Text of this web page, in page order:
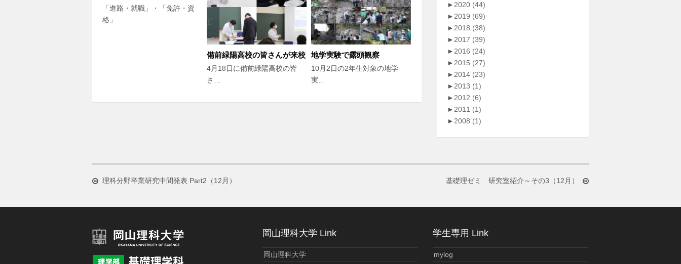
「進路・就職」・「免許・資
格」…
備前緑陽高校の皆さんが来校
4月18日に備前緑陽高校の皆
さ…
地学実験で露頭観察
10月2日の2年生対象の地学
実…
► 2020 (44)
► 2019 (69)
► 2018 (38)
► 2017 (39)
► 2016 (24)
► 2015 (27)
► 2014 (23)
► 2013 (1)
► 2012 (6)
► 2011 (1)
► 2008 (1)
理科分野卒業研究中間発表 Part2（12月） 基礎理ゼミ 研究室紹介～その3（12月）
岡山理科大学 Link
岡山理科大学
学生専用 Link
mylog